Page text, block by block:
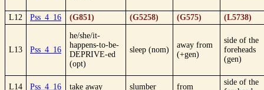
L12 Pss_4_16 (G851) (G5258) (G575) (L5738)
L13 Pss_4_16
he/she/it-
happens-to-be-
DEPRIVE-ed
(opt)
sleep (nom)
away from
(+gen)
side of the
foreheads
(gen)
L14 Pss_4_16 take away slumber from
side of the